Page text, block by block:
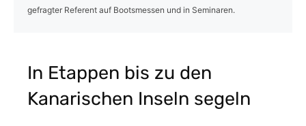
gefragter Referent auf Bootsmessen und in Seminaren.
In Etappen bis zu den
Kanarischen Inseln segeln